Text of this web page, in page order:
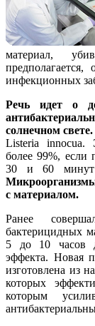
материал,
инфекционных
Речь идет о
солнечном свете.
Listeria innocua.
более 99%, если
30 и 60 минут
с материалом.
Ранее
бактерицидных
5 до 10 часов
эффекта. Новая
изготовлена из
которых
которым